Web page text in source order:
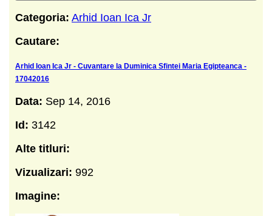
Categoria: Arhid Ioan Ica Jr
Cautare:
Arhid Ioan Ica Jr - Cuvantare la Duminica Sfintei Maria Egipteanca -
17042016
Data: Sep 14, 2016
Id: 3142
Alte titluri:
Vizualizari: 992
Imagine: